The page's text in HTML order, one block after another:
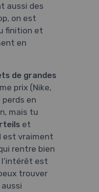
aussi des
on est
finition et
en
de grandes
prix (Nike,
en
mais tu
et
est vraiment
rentre bien
l’intérêt est
trouver